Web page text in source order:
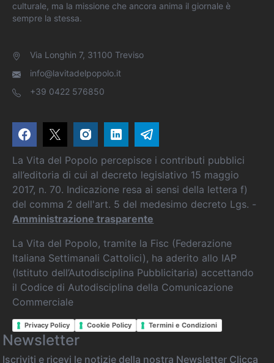
culturale, ma la missione che ancora anima il giornale è
sempre la stessa.
Via Longhin 7, 31100 Treviso
info@lavitadelpopolo.it
+39 0422 576850
La Vita del Popolo percepisce i contributi pubblici
all’editoria di cui al decreto legislativo 15 maggio
2017, n. 70. Indicazione resa ai sensi della lettera f)
del comma 2 dell'art. 5 del medesimo decreto Lgs. -
Amministrazione trasparente
La Vita del Popolo, tramite la Fisc (Federazione
Italiana Settimanali Cattolici), ha aderito allo IAP
(Istituto dell’Autodisciplina Pubblicitaria) accettando
il Codice di Autodisciplina della Comunicazione
Commerciale
Privacy Policy Cookie Policy Termini e Condizioni
Newsletter
Iscriviti e ricevi le notizie della nostra Newsletter Clicca